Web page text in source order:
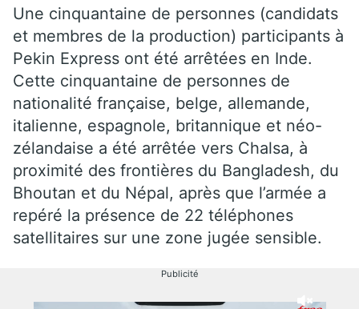
Une cinquantaine de personnes (candidats
et membres de la production) participants à
Pekin Express ont été arrêtées en Inde.
Cette cinquantaine de personnes de
nationalité française, belge, allemande,
italienne, espagnole, britannique et néo-
zélandaise a été arrêtée vers Chalsa, à
proximité des frontières du Bangladesh, du
Bhoutan et du Népal, après que l’armée a
repéré la présence de 22 téléphones
satellitaires sur une zone jugée sensible.
Publicité